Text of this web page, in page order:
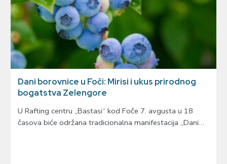
Dani borovnice u Foči: Mirisi i ukus prirodnog
bogatstva Zelengore
U Rafting centru „Bastasi“ kod Foče 7. avgusta u 18
časova biće održana tradicionalna manifestacija „Dani…